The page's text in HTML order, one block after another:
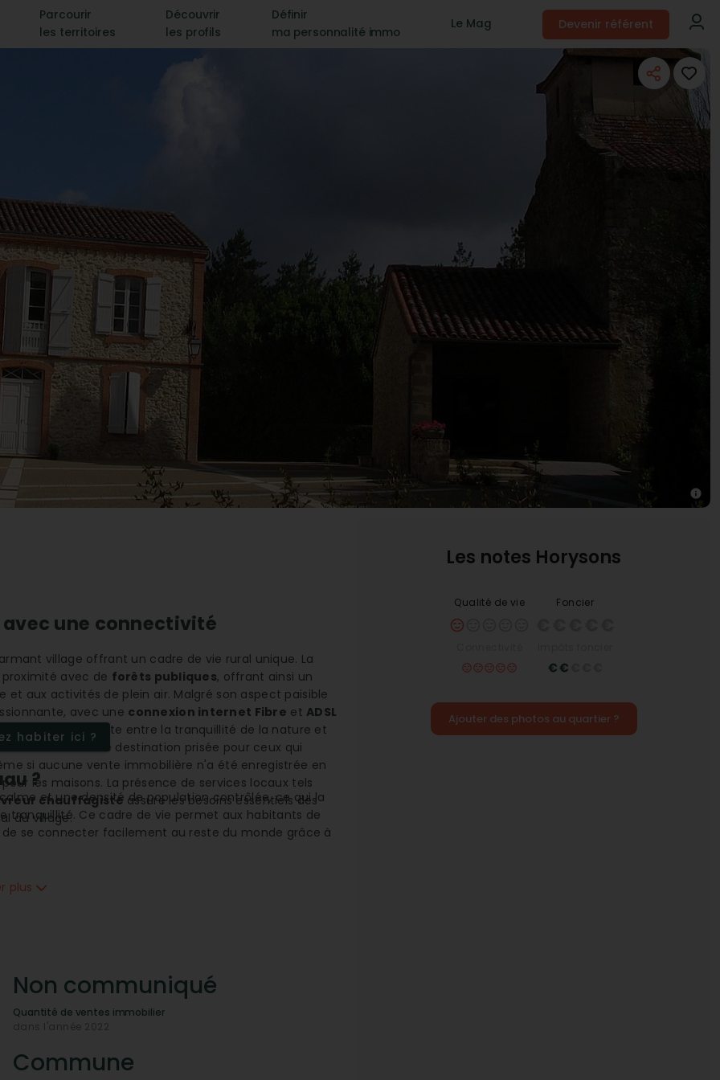
Parcourir
les territoires
Découvrir
les profils
Définir
ma personnalité immo
Le Mag Devenir référent
avec une connectivité
village offrant un cadre de vie rural unique. La
avec de forêts publiques, offrant ainsi un
aux activités de plein air. Malgré son aspect paisible
avec une connexion internet Fibre et ADSL
Ce contraste entre la tranquillité de la nature et
Fustérouau une destination prisée pour ceux qui
si aucune vente immobilière n'a été enregistrée en
les maisons. La présence de services locaux tels
chauffagisteassure les besoins essentiels des
du village.
habiter ici ?
?
et une densité de population contrôlée, ce qui la
tranquillité. Ce cadre de vie permet aux habitants de
se connecter facilement au reste du monde grâce à
?
Que ce soit pour le travail, l'éducation ou les loisirs,
forêts à Fustérouau ?
privilégié à des espaces naturels pour les loisirs
de la faune sont quelques-unes des
à la nature favorise un style de vie sain et
plus
Non communiqué
Quantité de ventes immobilier
dans l'année 2022
Commune
Les notes Horysons
Qualité de vie Foncier
Ajouter des photos au quartier ?